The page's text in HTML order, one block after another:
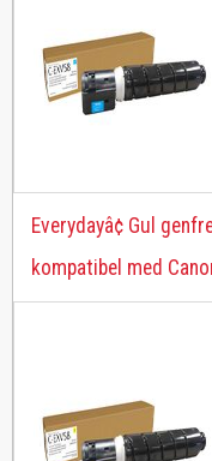
Everydayâ¢ Gul
kompatibel med